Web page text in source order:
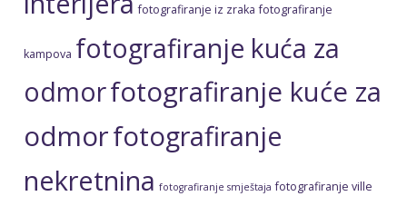
fotografiranje iz zraka fotografiranje
kampova fotografiranje kuća za
odmorfotografiranje kuće za
odmorfotografiranje
nekretnina fotografiranje smještaja fotografiranje ville